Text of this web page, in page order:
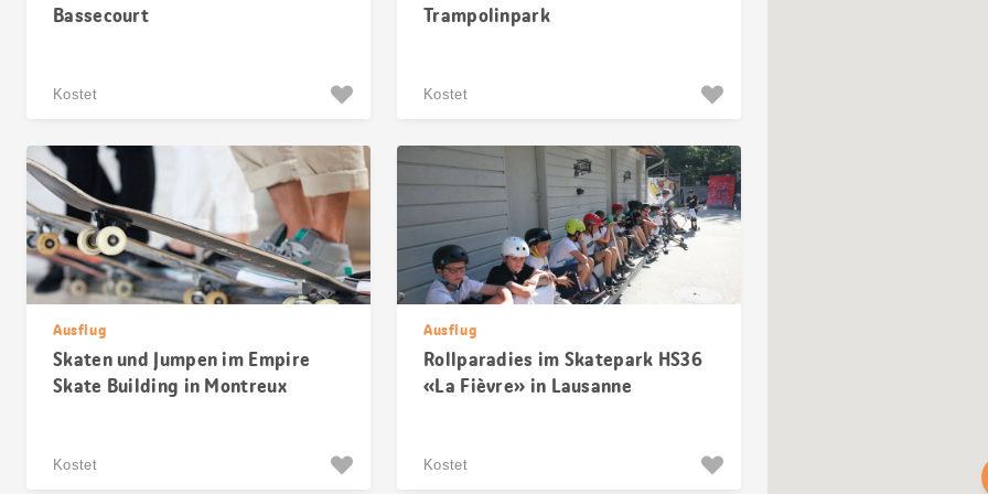
Bassecourt
Kostet
Trampolinpark
Kostet
Ausflug
Skaten und Jumpen im Empire
Skate Building in Montreux
Kostet
Ausflug
Rollparadies im Skatepark HS36
«La Fièvre» in Lausanne
Kostet